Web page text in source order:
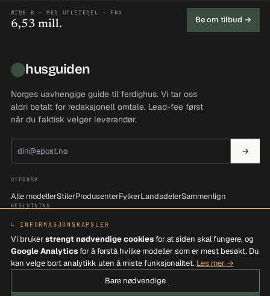
WIDE B — MED UTLEIEDEL · FRA
6,53 mill. Be om tilbud →
husguiden
Norges uavhengige guide til ferdighus. Vi tar oss
aldri betalt for redaksjonell omtale. Lead-fee først
når du faktisk velger leverandør.
→
UTFORSK
Alle modellerStilerProdusenterFylkerLandsdelerSammenlign
BESLUTNING
Be om tilbudSøk i katalogen
Om HusguidenKontakt PersonvernVilkår
↳ INFORMASJONSKAPSLER
Vi brukerstrengt nødvendige cookiesfor at siden skal fungere, og
Google Analyticsfor å forstå hvilke modeller som er mest besøkt. Du
kan velge bort analytikk uten å miste funksjonalitet. Les mer →
Bare nødvendige